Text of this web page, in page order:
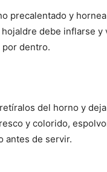
precalentado y
debe inflarse
dentro.
del horno y
y colorido,
antes de servir.